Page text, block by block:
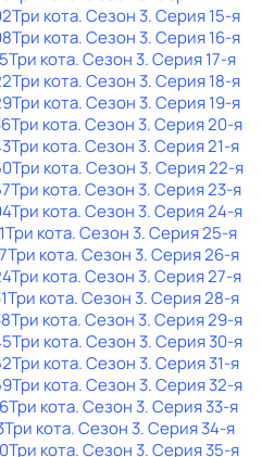
Три кота. Сезон 3. Серия 15-я
Три кота. Сезон 3. Серия 16-я
Три кота. Сезон 3. Серия 17-я
Три кота. Сезон 3. Серия 18-я
Три кота. Сезон 3. Серия 19-я
Три кота. Сезон 3. Серия 20-я
Три кота. Сезон 3. Серия 21-я
Три кота. Сезон 3. Серия 22-я
Три кота. Сезон 3. Серия 23-я
Три кота. Сезон 3. Серия 24-я
Три кота. Сезон 3. Серия 25-я
Три кота. Сезон 3. Серия 26-я
Три кота. Сезон 3. Серия 27-я
Три кота. Сезон 3. Серия 28-я
Три кота. Сезон 3. Серия 29-я
Три кота. Сезон 3. Серия 30-я
Три кота. Сезон 3. Серия 31-я
Три кота. Сезон 3. Серия 32-я
Три кота. Сезон 3. Серия 33-я
Три кота. Сезон 3. Серия 34-я
Три кота. Сезон 3. Серия 35-я